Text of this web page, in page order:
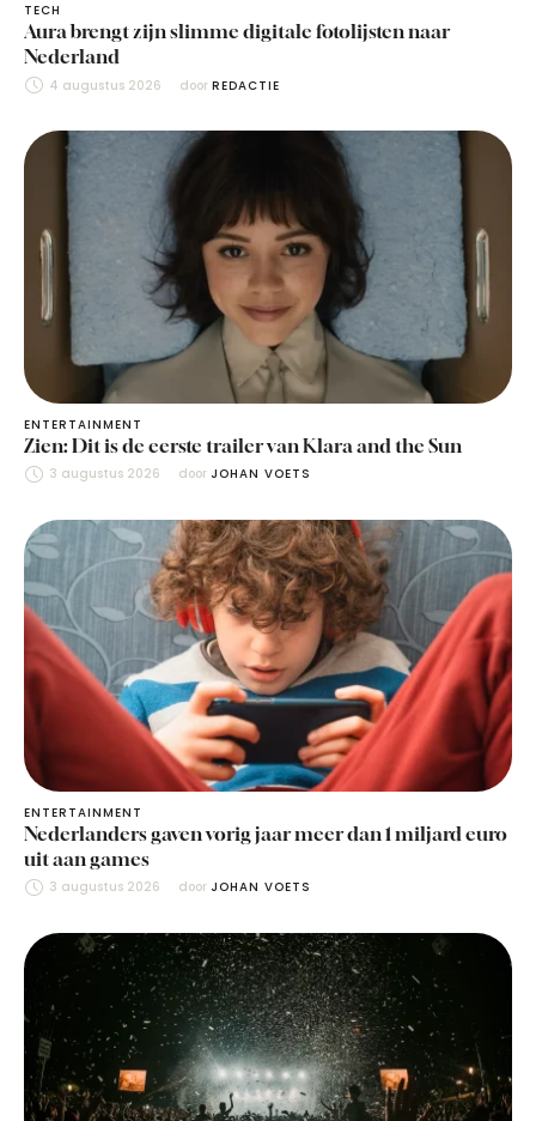
TECH
Aura brengt zijn slimme digitale fotolijsten naar
Nederland
4 augustus 2026 door REDACTIE
ENTERTAINMENT
Zien: Dit is de eerste trailer van Klara and the Sun
3 augustus 2026 door JOHAN VOETS
ENTERTAINMENT
Nederlanders gaven vorig jaar meer dan 1 miljard euro
uit aan games
3 augustus 2026 door JOHAN VOETS